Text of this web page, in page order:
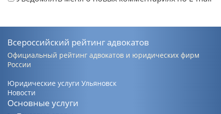
Всероссийский рейтинг адвокатов
Официальный рейтинг адвокатов и юридических фирм
России
Юридические услуги Ульяновск
Новости
Основные услуги